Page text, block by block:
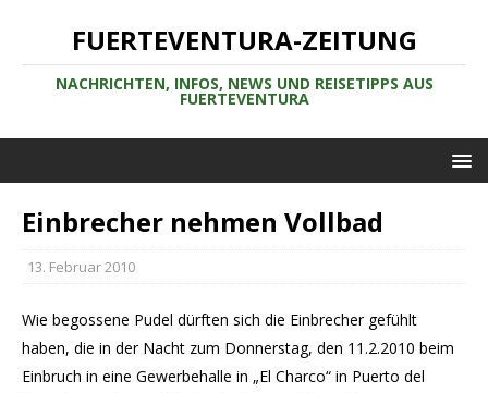
FUERTEVENTURA-ZEITUNG
NACHRICHTEN, INFOS, NEWS UND REISETIPPS AUS
FUERTEVENTURA
Einbrecher nehmen Vollbad
13. Februar 2010
Wie begossene Pudel dürften sich die Einbrecher gefühlt
haben, die in der Nacht zum Donnerstag, den 11.2.2010 beim
Einbruch in eine Gewerbehalle in „El Charco“ in Puerto del